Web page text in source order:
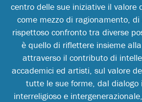
centro delle sue iniziative il valore
come mezzo di ragionamento, di
rispettoso confronto tra diverse
è quello di riflettere insieme
attraverso il contributo di
accademici ed artisti, sul valore
tutte le sue forme, dal dialogo
interreligioso e